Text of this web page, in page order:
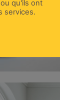
qu'ils ont
services.